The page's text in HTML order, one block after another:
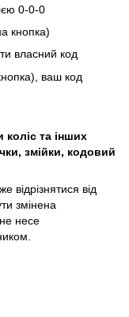
0-0-0
кнопка)
власний код
ваш код
коліс та інших
змійки, кодовий
відрізнятися від
змінена
несе